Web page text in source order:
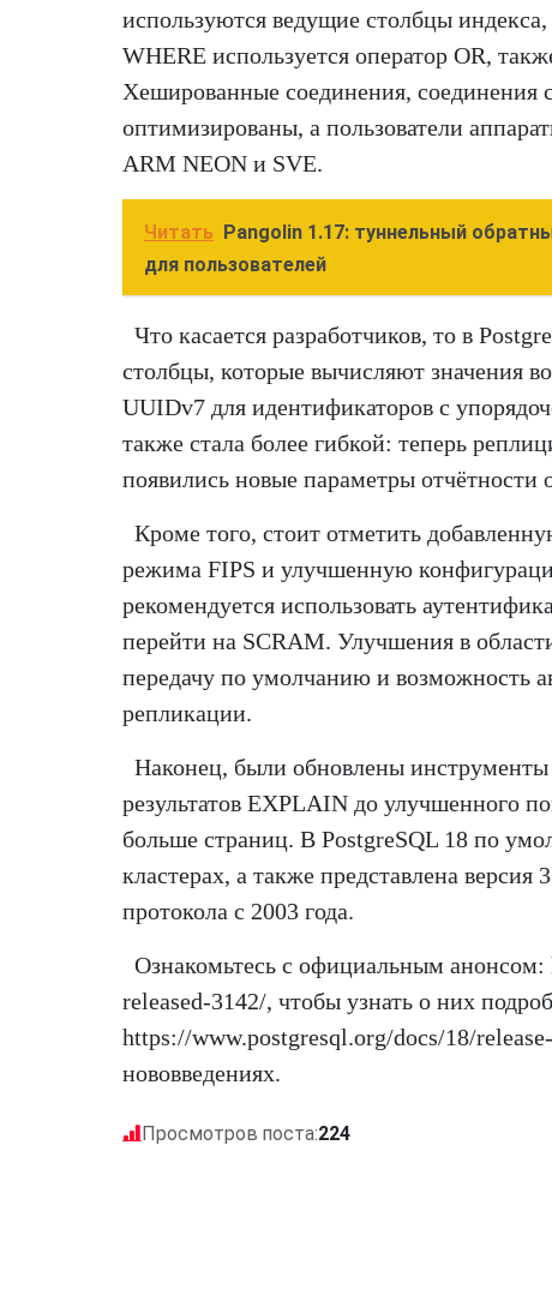
используются ведущие столбцы
WHERE используется оператор OR,
Хешированные соединения, соединения
оптимизированы, а пользователи
ARM NEON и SVE.
Читать Pangolin 1.17: туннельный
для пользователей
Что касается разработчиков, то в
столбцы, которые вычисляют значения
UUIDv7 для идентификаторов с
также стала более гибкой: теперь
появились новые параметры отчётности
Кроме того, стоит отметить
режима FIPS и улучшенную
рекомендуется использовать
перейти на SCRAM. Улучшения в
передачу по умолчанию и возможность
репликации.
Наконец, были обновлены
результатов EXPLAIN до улучшенного
больше страниц. В PostgreSQL 18 по
кластерах, а также представлена
протокола с 2003 года.
Ознакомьтесь с официальным
released-3142/, чтобы узнать о них
https://www.postgresql.org/docs/18/
нововведениях.
Просмотров поста:224